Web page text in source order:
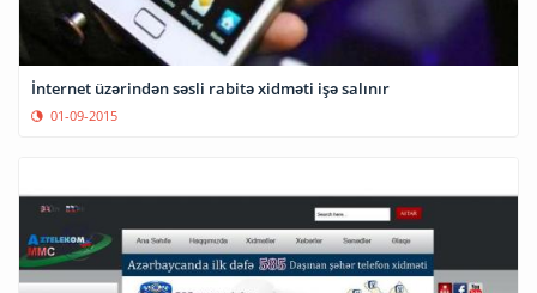
İnternet üzərindən səsli rabitə xidməti işə salınır
01-09-2015